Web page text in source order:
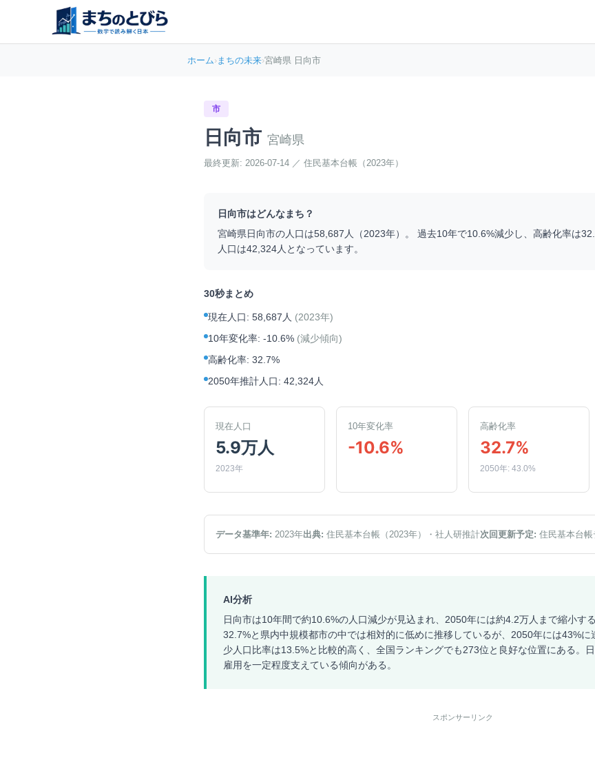
ホーム›まちの未来›宮崎県 日向市
市
日向市 宮崎県
最終更新: 2026-07-14 ／ 住民基本台帳（2023年）
日向市はどんなまち？
宮崎県日向市の人口は58,687 人（2023年）。 過去10年で10.6%減少し、高齢化率は
人口は42,324人となっています。
30秒まとめ
現在人口: 58,687人 (2023年)
10年変化率: -10.6% (減少傾向)
高齢化率: 32.7%
2050年推計人口: 42,324人
現在人口
5.9万人
2023年
10年変化率
-10.6%
高齢化率
32.7%
2050年: 43.0%
データ基準年: 2023年出典: 住民基本台帳（2023年） ・社人研推計次回更新予定: 住民基本台
AI分析
日向市は10年間で約10.6%の人口減少が見込まれ、2050年には約4.2万人まで縮小す
32.7%と県内中規模都市の中では相対的に低めに推移しているが、2050年には43%に
少人口比率は13.5%と比較的高く、全国ランキングでも273位と良好な位置にある。
雇用を一定程度支えている傾向がある。
スポンサーリンク